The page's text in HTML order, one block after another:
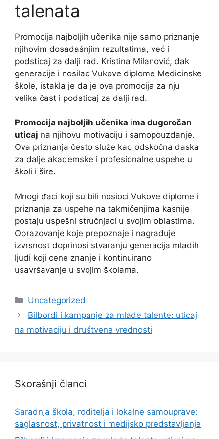
talenata
Promocija najboljih učenika nije samo priznanje
njihovim dosadašnjim rezultatima, već i
podsticaj za dalji rad. Kristina Milanović, đak
generacije i nosilac Vukove diplome Medicinske
škole, istakla je da je ova promocija za nju
velika čast i podsticaj za dalji rad.
Promocija najboljih učenika ima dugoročan
uticaj na njihovu motivaciju i samopouzdanje.
Ova priznanja često služe kao odskočna daska
za dalje akademske i profesionalne uspehe u
školi i šire.
Mnogi đaci koji su bili nosioci Vukove diplome i
priznanja za uspehe na takmičenjima kasnije
postaju uspešni stručnjaci u svojim oblastima.
Obrazovanje koje prepoznaje i nagrađuje
izvrsnost doprinosi stvaranju generacija mladih
ljudi koji cene znanje i kontinuirano
usavršavanje u svojim školama.
Categories
Uncategorized
Bilbordi i kampanje za mlade talente: uticaj
na motivaciju i društvene vrednosti
Skorašnji članci
Saradnja škola, roditelja i lokalne samouprave:
saglasnost, privatnost i medijsko predstavljanje